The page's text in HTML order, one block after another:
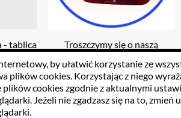
- tablica
Troszczymy się o naszą
152.52 PLN
by ułatwić korzystanie ze
plików cookies. Korzystając z niego
plików cookies zgodnie z aktualnymi
Jeżeli nie zgadzasz się na to, zmień